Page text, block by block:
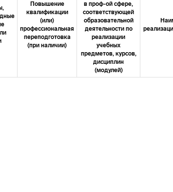
Повышение
квалификации
(или)
профессиональная
переподготовка
(при наличии)
в проф-ой сфере,
соответствующей
образовательной
деятельности по
реализации
учебных
предметов, курсов,
дисциплин
(модулей)